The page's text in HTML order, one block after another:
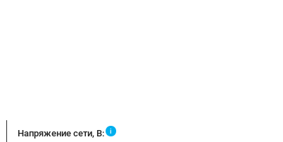
Напряжение сети, В: i